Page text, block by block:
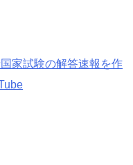
家試験の解答速報を作